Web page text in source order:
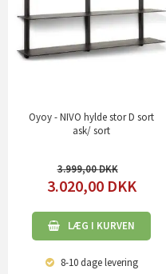
Oyoy - NIVO hylde stor D sort
ask/ sort
3.999,00
3.020,00 DKK
LÆG I KURVEN
8-10 dagelevering